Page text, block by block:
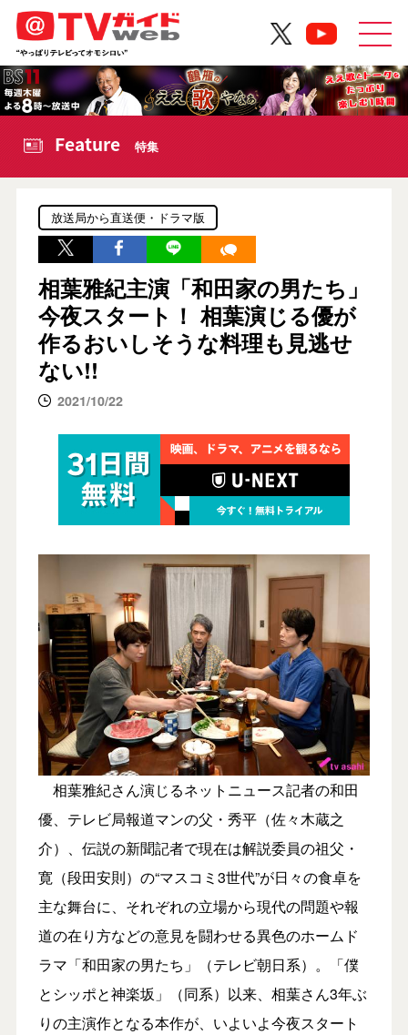
Feature 特集
放送局から直送便・ドラマ版
相葉雅紀主演「和田家の男たち」
今夜スタート！ 相葉演じる優が
作るおいしそうな料理も見逃せ
ない!!
2021/10/22
相葉雅紀さん演じるネットニュース記者の和田
優、テレビ局報道マンの父・秀平（佐々木蔵之
介）、伝説の新聞記者で現在は解説委員の祖父・
寛（段田安則）の“マスコミ3世代”が日々の食卓を
主な舞台に、それぞれの立場から現代の問題や報
道の在り方などの意見を闘わせる異色のホームド
ラマ「和田家の男たち」（テレビ朝日系）。「僕
とシッポと神楽坂」（同系）以来、相葉さん3年ぶ
りの主演作となる本作が、いよいよ今夜スタート